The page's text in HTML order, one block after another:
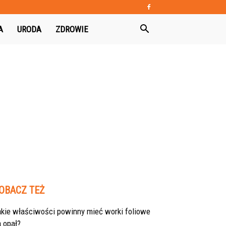
URODA ZDROWIE
TEŻ
właściwości powinny mieć worki foliowe
opał?